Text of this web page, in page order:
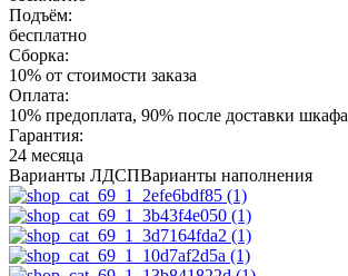
Подъём:
бесплатно
Сборка:
10% от стоимости заказа
Оплата:
10% предоплата, 90% после доставки шкафа
Гарантия:
24 месяца
Варианты ЛДСПВарианты наполнения